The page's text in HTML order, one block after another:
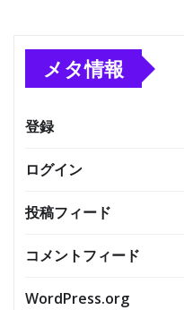
メタ情報
登録
ログイン
投稿フィード
コメントフィード
WordPress.org